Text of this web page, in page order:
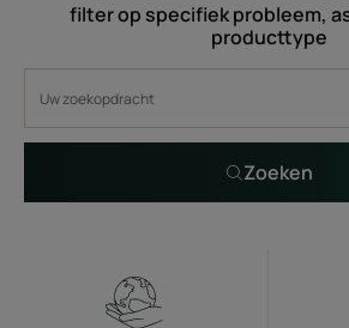
filter op specifiek probleem,
producttype
Zoeken